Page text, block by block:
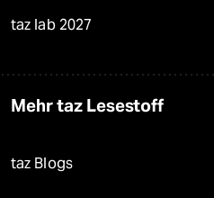
taz lab 2027
Mehr taz Lesestoff
taz Blogs